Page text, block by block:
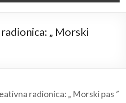
„ Morski
radionica: „ Morski pas ”